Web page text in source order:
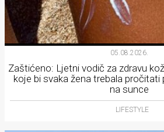
05.08.2026.
Zaštićeno: Ljetni vodič za zdravu
koje bi svaka žena trebala pročitati
na sunce
LIFESTYLE